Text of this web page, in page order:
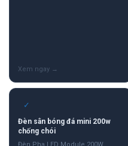
✓
Đèn sân bóng đá mini 200w
chống chói
Đèn Pha LED Module 200W